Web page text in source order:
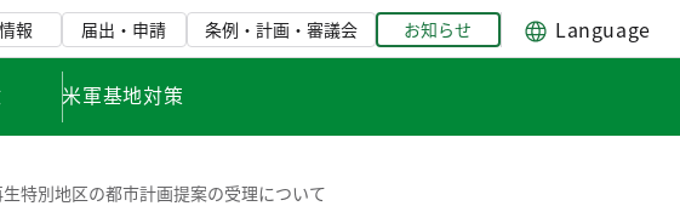
報 届出・申請 条例・計画・審議会 お知らせ Language
米軍基地対策
特別地区の都市計画提案の受理について